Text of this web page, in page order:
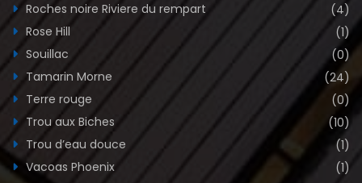
Roches noire Riviere du rempart
(4)
Rose Hill
(1)
Souillac
(0)
Tamarin Morne
(24)
Terre rouge
(0)
Trou aux Biches
(10)
Trou d’eau douce
(1)
Vacoas Phoenix
(1)